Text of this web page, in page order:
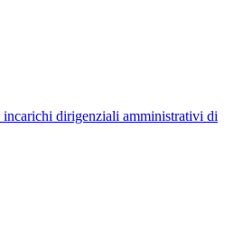
dirigenziali amministrativi di